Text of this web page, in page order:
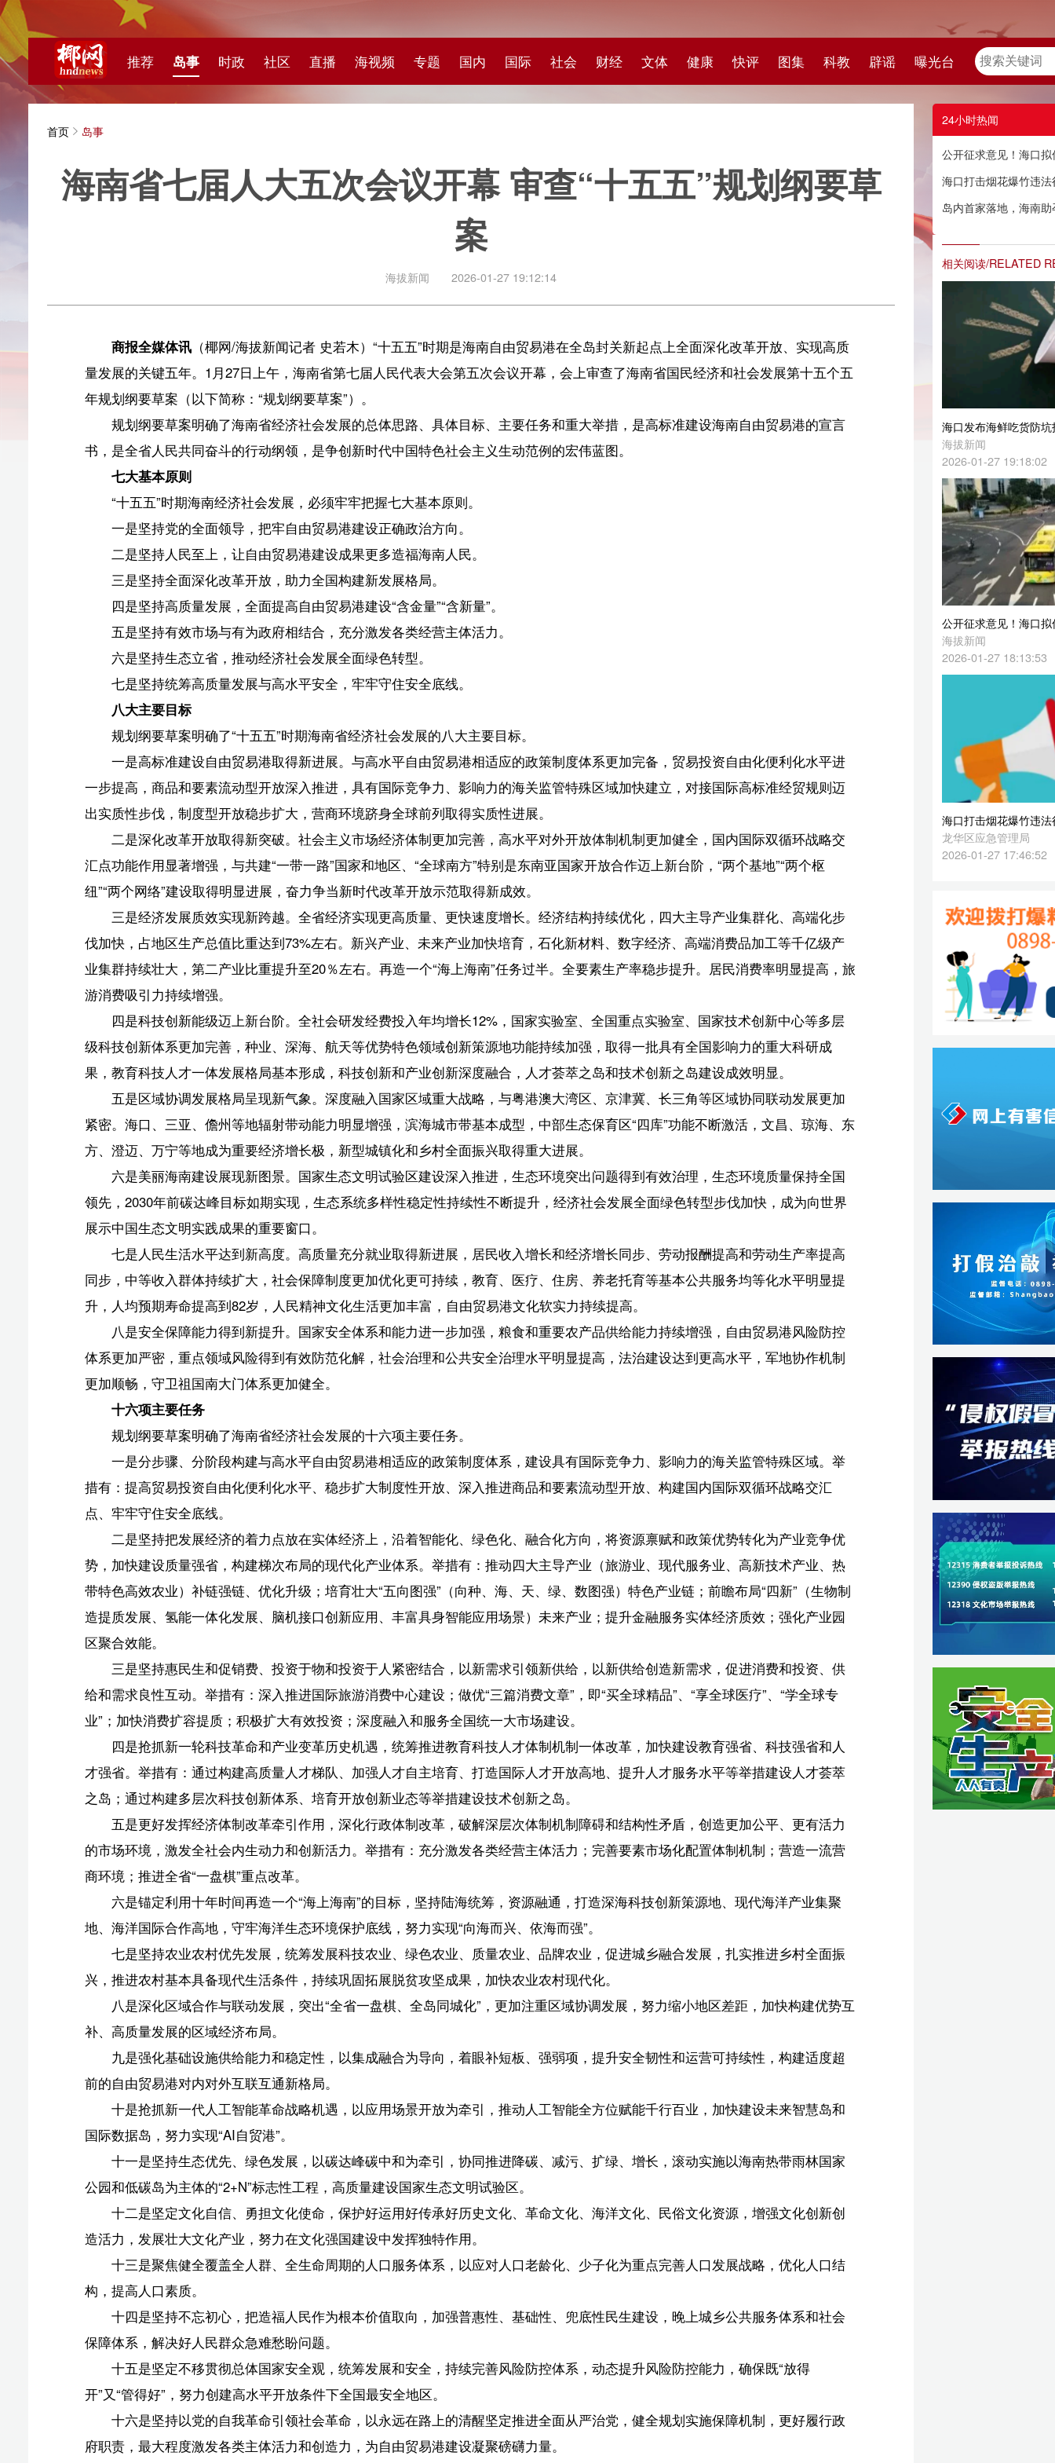
推荐
案
2026-01-27 19:12:14
（椰网/海拔新闻记者 史若木）“十五五”时期是海南自由贸易港在全岛封关新起点上全面深化改革开放、实现高质
量发展的关键五年。1月27日上午，海南省第七届人民代表大会第五次会议开幕，会上审查了海南省国民经济和社会发展第十五个五
规划纲要草案明确了海南省经济社会发展的总体思路、具体目标、主要任务和重大举措，是高标准建设海南自由贸易港的宣言
书，是全省人民共同奋斗的行动纲领，是争创新时代中国特色社会主义生动范例的宏伟蓝图。
七大基本原则
“十五五”时期海南经济社会发展，必须牢牢把握七大基本原则。
一是坚持党的全面领导，把牢自由贸易港建设正确政治方向。
二是坚持人民至上，让自由贸易港建设成果更多造福海南人民。
三是坚持全面深化改革开放，助力全国构建新发展格局。
四是坚持高质量发展，全面提高自由贸易港建设“含金量”“含新量”。
五是坚持有效市场与有为政府相结合，充分激发各类经营主体活力。
六是坚持生态立省，推动经济社会发展全面绿色转型。
七是坚持统筹高质量发展与高水平安全，牢牢守住安全底线。
八大主要目标
规划纲要草案明确了“十五五”时期海南省经济社会发展的八大主要目标。
一是高标准建设自由贸易港取得新进展。与高水平自由贸易港相适应的政策制度体系更加完备，贸易投资自由化便利化水平进
一步提高，商品和要素流动型开放深入推进，具有国际竞争力、影响力的海关监管特殊区域加快建立，对接国际高标准经贸规则迈
出实质性步伐，制度型开放稳步扩大，营商环境跻身全球前列取得实质性进展。
二是深化改革开放取得新突破。社会主义市场经济体制更加完善，高水平对外开放体制机制更加健全，国内国际双循环战略交
汇点功能作用显著增强，与共建“
纽”“两个网络”建设取得明显进展，奋力争当新时代改革开放示范取得新成效。
三是经济发展质效实现新跨越。全省经济实现更高质量、更快速度增长。经济结构持续优化，四大主导产业集群化、高端化步
伐加快，占地区生产总值比重达到73%左右。新兴产业、未来产业加快培育，石化新材料、数字经济、高端消费品加工等千亿级产
业集群持续壮大，第二产业比重提升至20％左右。再造一个“海上海南”任务过半。全要素生产率稳步提升。居民消费率明显提高，旅
四是科技创新能级迈上新台阶。全社会研发经费投入年均增长12%，国家实验室、全国重点实验室、国家技术创新中心等多层
级科技创新体系更加完善，种业、深海、航天等优势特色领域创新策源地功能持续加强，取得一批具有全国影响力的重大科研成
果，教育科技人才一体发展格局基本形成，科技创新和产业创新深度融合，人才荟萃之岛和技术创新之岛建设成效明显。
五是区域协调发展格局呈现新气象。深度融入国家区域重大战略，与粤港澳大湾区、京津冀、长三角等区域协同联动发展更加
紧密。海口、三亚、儋州等地辐射带动能力明显增强，滨海城市带基本成型，中部生态保育区“四库”功能不断激活，文昌、琼海、东
六是美丽海南建设展现新图景。国家生态文明试验区建设深入推进，生态环境突出问题得到有效治理，生态环境质量保持全国
领先，2030年前碳达峰目标如期实现，生态系统多样性稳定性持续性不断提升，经济社会发展全面绿色转型步伐加快，成为向世界
展示中国生态文明实践成果的重要窗口。
七是人民生活水平达到新高度。高质量充分就业取得新进展，居民收入增长和经济增长同步、劳动报酬提高和劳动生产率提高
同步，中等收入群体持续扩大，社会保障制度更加优化更可持续，教育、医疗、住房、养老托育等基本公共服务均等化水平明显提
升，人均预期寿命提高到82岁，人民精神文化生活更加丰富，自由贸易港文化软实力持续提高。
八是安全保障能力得到新提升。国家安全体系和能力进一步加强，粮食和重要农产品供给能力持续增强，自由贸易港风险防控
体系更加严密，重点领域风险得到有效防范化解，社会治理和公共安全治理水平明显提高，法治建设达到更高水平，军地协作机制
更加顺畅，守卫祖国南大门体系更加健全。
十六项主要任务
规划纲要草案明确了海南省经济社会发展的十六项主要任务。
一是分步骤、分阶段构建与高水平自由贸易港相适应的政策制度体系，建设具有国际竞争力、影响力的海关监管特殊区域。举
措有：提高贸易投资自由化便利化水平、稳步扩大制度性开放、深入推进商品和要素流动型开放、构建国内国际双循环战略交汇
点、牢牢守住安全底线。
二是坚持把发展经济的着力点放在实体经济上，沿着智能化、绿色化、融合化方向，将资源禀赋和政策优势转化为产业竞争优
势，加快建设质量强省，构建梯次布局的现代化产业体系。举措有：推动四大主导产业（旅游业、现代服务业、高新技术产业、热
带特色高效农业）补链强链、优化升级；培育壮大“五向图强”（向种、海、天、绿、数图强）特色产业链；前瞻布局“四新”（生物制
造提质发展、氢能一体化发展、脑机接口创新应用、丰富具身智能应用场景）未来产业；提升金融服务实体经济质效；强化产业园
区聚合效能。
三是坚持惠民生和促销费、投资于物和投资于人紧密结合，以新需求引领新供给，以新供给创造新需求，促进消费和投资、供
给和需求良性互动。举措有：深入推进国际旅游消费中心建设；做优“三篇消费文章”，即“买全球精品”、“享全球医疗”、“学全球专
业”；加快消费扩容提质；积极扩大有效投资；深度融入和服务全国统一大市场建设。
四是抢抓新一轮科技革命和产业变革历史机遇，统筹推进教育科技人才体制机制一体改革，加快建设教育强省、科技强省和人
才强省。举措有：通过构建高质量人才梯队、加强人才自主培育、打造国际人才开放高地、提升人才服务水平等举措建设人才荟萃
之岛；通过构建多层次科技创新体系、培育开放创新业态等举措建设技术创新之岛。
五是更好发挥经济体制改革牵引作用，深化行政体制改革，破解深层次体制机制障碍和结构性矛盾，创造更加公平、更有活力
的市场环境，激发全社会内生动力和创新活力。举措有：充分激发各类经营主体活力；完善要素市场化配置体制机制；营造一流营
商环境；推进全省“一盘棋”重点改革。
六是锚定利用十年时间再造一个“海上海南”的目标，坚持陆海统筹，资源融通，打造深海科技创新策源地、现代海洋产业集聚
地、海洋国际合作高地，守牢海洋生态环境保护底线，努力实现“向海而兴、依海而强”。
七是坚持农业农村优先发展，统筹发展科技农业、绿色农业、质量农业、品牌农业，促进城乡融合发展，扎实推进乡村全面振
兴，推进农村基本具备现代生活条件，持续巩固拓展脱贫攻坚成果，加快农业农村现代化。
八是深化区域合作与联动发展，突出“全省一盘棋、全岛同城化”，更加注重区域协调发展，努力缩小地区差距，加快构建优势互
补、高质量发展的区域经济布局。
九是强化基础设施供给能力和稳定性，以集成融合为导向，着眼补短板、强弱项，提升安全韧性和运营可持续性，构建适度超
前的自由贸易港对内对外互联互通新格局。
十是抢抓新一代人工智能革命战略机遇，以应用场景开放为牵引，推动人工智能全方位赋能千行百业，加快建设未来智慧岛和
国际数据岛，努力实现“AI自贸港”。
十一是坚持生态优先、绿色发展，以碳达峰碳中和为牵引，协同推进降碳、减污、扩绿、增长，滚动实施以海南热带雨林国家
公园和低碳岛为主体的“2+N”标志性工程，高质量建设国家生态文明试验区。
十二是坚定文化自信、勇担文化使命，保护好运用好传承好历史文化、革命文化、海洋文化、民俗文化资源，增强文化创新创
造活力，发展壮大文化产业，努力在文化强国建设中发挥独特作用。
十三是聚焦健全覆盖全人群、全生命周期的人口服务体系，以应对人口老龄化、少子化为重点完善人口发展战略，优化人口结
构，提高人口素质。
十四是坚持不忘初心，把造福人民作为根本价值取向，加强普惠性、基础性、兜底性民生建设，晚上城乡公共服务体系和社会
保障体系，解决好人民群众急难愁盼问题。
十五是坚定不移贯彻总体国家安全观，统筹发展和安全，持续完善风险防控体系，动态提升风险防控能力，确保既“放得
开”又“管得好”，努力创建高水平开放条件下全国最安全地区。
十六是坚持以党的自我革命引领社会革命，以永远在路上的清醒坚定推进全面从严治党，健全规划实施保障机制，更好履行政
府职责，最大程度激发各类主体活力和创造力，为自由贸易港建设凝聚磅礴力量。
【责任编辑：赵康丽】
版权声明：国际旅游岛商报全媒体文字、图片、视频、音频等版权作品，欢迎转发，但非经本报书面授权同意，严禁包括但不限于转载
或改编、引用等，违者必追究法律责任。
公开征求意见！海口拟优化调整81路、86路公交线路
海口打击烟花爆竹违法行为，举报有奖→
岛内首家落地，海南助孕技术再升级
海口发布海鲜吃货防坑指南
海拔新闻
2026-01-27 19:18:02
公开征求意见！海口拟优化调整81路、86路公交线路
椰网首页 |关于我们| 法律声明
联系我们
椰网(c)国际旅游岛商报 hndnews.com 岛民 岛报 岛生活
报纸出版许可证号:CN46-0002 互联网新闻信息服务许可证:46120180001